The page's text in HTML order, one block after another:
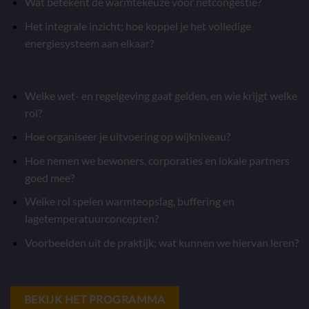
Het integrale inzicht; hoe koppel je het volledige
energiesysteem aan elkaar?
Welke wet- en regelgeving gaat gelden, en wie krijgt welke
rol?
Hoe organiseer je uitvoering op wijkniveau?
Hoe nemen we bewoners, corporaties en lokale partners
goed mee?
Welke rol spelen warmteopslag, buffering en
lagetemperatuurconcepten?
Voorbeelden uit de praktijk; wat kunnen we hiervan leren?
BEKIJK HET PROGRAMMA